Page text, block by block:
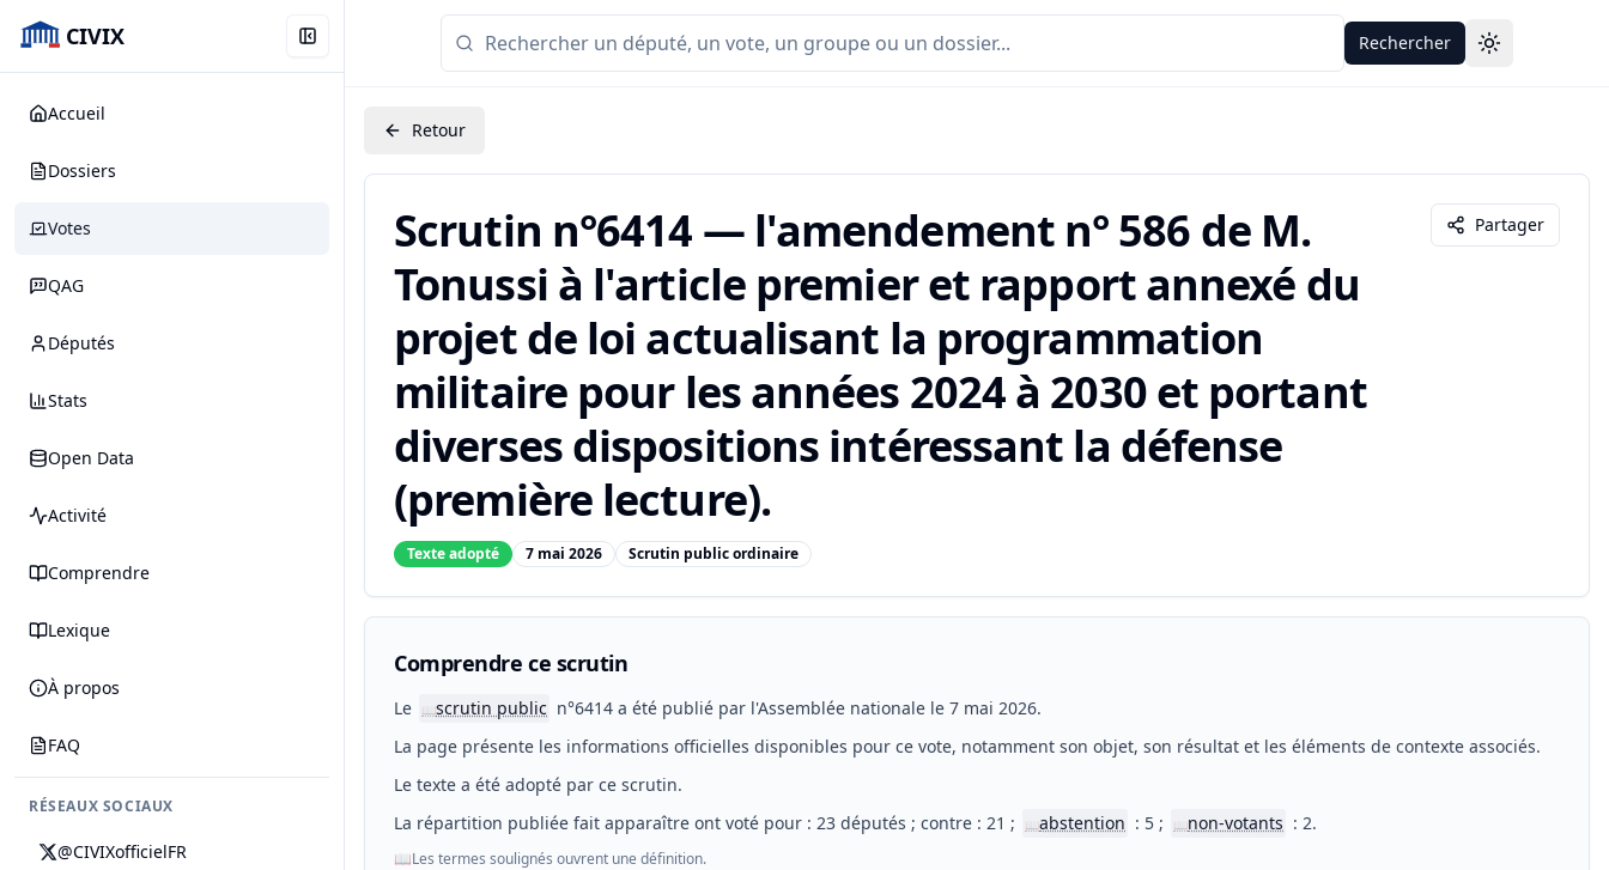
CIVIX
Accueil
Dossiers
Votes
QAG
Députés
Stats
Open Data
Activité
Comprendre
Lexique
À propos
FAQ
RÉSEAUX SOCIAUX
@CIVIXofficielFR
Rechercher Toggle theme
Retour
Scrutin n°6414 — l'amendement n° 586 de M.
Tonussi à l'article premier et rapport annexé du
projet de loi actualisant la programmation
militaire pour les années 2024 à 2030 et portant
diverses dispositions intéressant la défense
(première lecture).
Texte adopté 7 mai 2026 Scrutin public ordinaire
Partager
Comprendre ce scrutin
Le 📖scrutin public n°6414 a été publié par l'Assemblée nationale le 7 mai 2026.
La page présente les informations officielles disponibles pour ce vote, notamment son objet, son résultat et les éléments de contexte associés.
Le texte a été adopté par ce scrutin.
La répartition publiée fait apparaître ont voté pour : 23 députés ; contre : 21 ;
📖abstention : 5 ; 📖non-votants : 2.
📖Les termes soulignés ouvrent une définition.